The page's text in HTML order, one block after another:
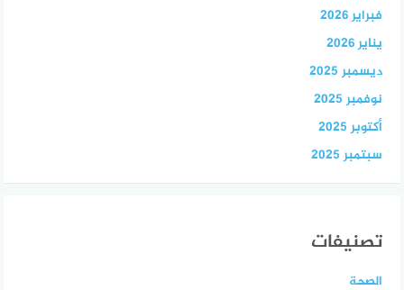
فبراير 2026
يناير 2026
ديسمبر 2025
نوفمبر 2025
أكتوبر 2025
سبتمبر 2025
تصنيفات
الصحة